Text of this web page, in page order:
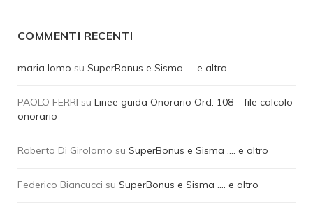
COMMENTI RECENTI
maria lomo su SuperBonus e Sisma …. e altro
PAOLO FERRI su Linee guida Onorario Ord. 108 – file calcolo
onorario
Roberto Di Girolamo su SuperBonus e Sisma …. e altro
Federico Biancucci su SuperBonus e Sisma …. e altro